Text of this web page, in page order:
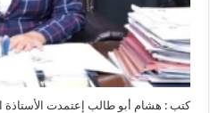
كتب : هشام أبو طالب إعتمدت